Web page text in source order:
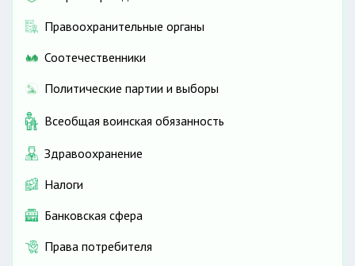
Правоохранительные органы
Соотечественники
Политические партии и выборы
Всеобщая воинская обязанность
Здравоохранение
Налоги
Банковская сфера
Права потребителя